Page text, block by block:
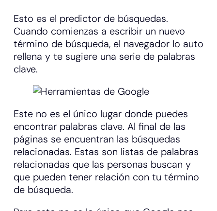
Esto es el predictor de búsquedas.
Cuando comienzas a escribir un nuevo
término de búsqueda, el navegador lo auto
rellena y te sugiere una serie de palabras
clave.
Este no es el único lugar donde puedes
encontrar palabras clave. Al final de las
páginas se encuentran las búsquedas
relacionadas. Estas son listas de palabras
relacionadas que las personas buscan y
que pueden tener relación con tu término
de búsqueda.